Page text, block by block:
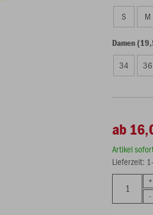
S M
Damen
34 36
ab
Artikel
Lieferzeit: